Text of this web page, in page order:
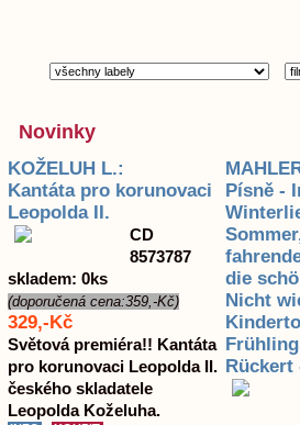
Novinky
KOŽELUH L.:
Kantáta pro korunovaci
Leopolda II.
CD
8573787
skladem: 0ks
(doporučená cena:359,-Kč)
329,-Kč
Světová premiéra!! Kantáta
pro korunovaci Leopolda II.
českého skladatele
Leopolda Koželuha.
Písně -
die
Nicht
Rückert